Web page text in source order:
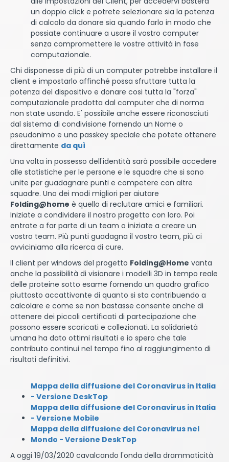
un doppio click e potrete selezionare sia la potenza
di calcolo da donare sia quando farlo in modo che
possiate continuare a usare il vostro computer
senza compromettere le vostre attività in fase
computazionale.
Chi disponesse di più di un computer potrebbe installare il
client e impostarlo affinché possa sfruttare tutta la
potenza del dispositivo e donare cosi tutta la "forza"
computazionale prodotta dal computer che di norma
non state usando. E' possibile anche essere riconosciuti
dal sistema di condivisione fornendo un Nome o
pseudonimo e una passkey speciale che potete ottenere
direttamente da quì
Una volta in possesso dell'identità sarà possibile accedere
alle statistiche per le persone e le squadre che si sono
unite per guadagnare punti e competere con altre
squadre. Uno dei modi migliori per aiutare
Folding@home è quello di reclutare amici e familiari.
Iniziate a condividere il nostro progetto con loro. Poi
entrate a far parte di un team o iniziate a creare un
vostro team. Più punti guadagna il vostro team, più ci
avviciniamo alla ricerca di cure.
Il client per windows del progetto Folding@Home vanta
anche la possibilità di visionare i modelli 3D in tempo reale
delle proteine sotto esame fornendo un quadro grafico
piuttosto accattivante di quanto si sta contribuendo a
calcolare e come se non bastasse consente anche di
ottenere dei piccoli certificati di partecipazione che
possono essere scaricati e collezionati. La solidarietà
umana ha dato ottimi risultati e io spero che tale
contributo continui nel tempo fino al raggiungimento di
risultati definitivi.
Mappa della diffusione del Coronavirus in Italia
- Versione DeskTop
Mappa della diffusione del Coronavirus in Italia
- Versione Mobile
Mappa della diffusione del Coronavirus nel
Mondo - Versione DeskTop
A oggi 19/03/2020 cavalcando l'onda della drammaticità